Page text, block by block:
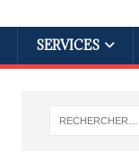
SERVICES